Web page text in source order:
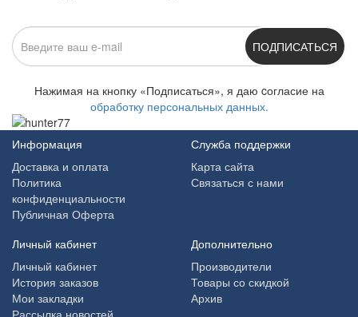
ПОДПИСАТЬСЯ
Нажимая на кнопку «Подписаться», я даю cогласие на
обработку персональных данных.
Информация
Доставка и оплата
Политика
конфиденциальности
Публичная Оферта
Служба поддержки
Карта сайта
Связаться с нами
Личный кабинет
Личный кабинет
История заказов
Мои закладки
Рассылка новостей
Дополнительно
Производители
Товары со скидкой
Архив